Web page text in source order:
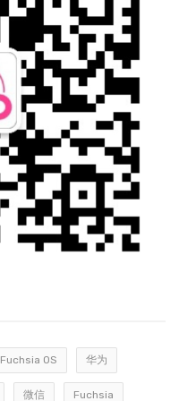
Fuchsia OS 华为
微信 Fuchsia